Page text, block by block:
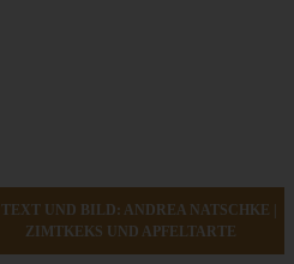
TEXT UND BILD: ANDREA NATSCHKE |
ZIMTKEKS UND APFELTARTE